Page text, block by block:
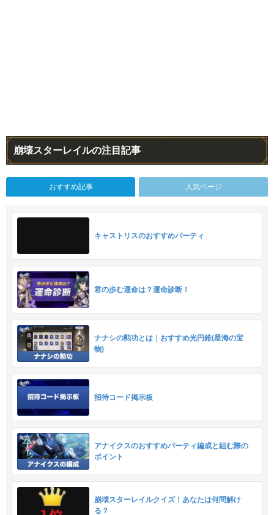
崩壊スターレイルの注目記事
おすすめ記事 人気ページ
キャストリスのおすすめパーティ
君の歩む運命は？運命診断！
ナナシの勲功とは｜おすすめ光円錐(星海の宝
物)
招待コード掲示板
アナイクスのおすすめパーティ編成と組む際の
ポイント
崩壊スターレイルクイズ！あなたは何問解け
る？